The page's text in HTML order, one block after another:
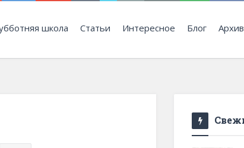
школа Статьи Интересное Блог Архив